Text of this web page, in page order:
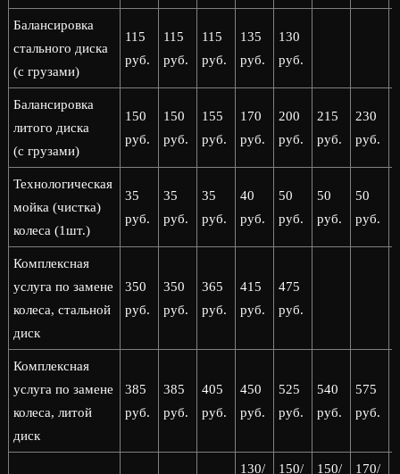
Балансировка
стального диска
(с грузами)
115
руб.
115
руб.
115
руб.
135
руб.
130
руб.
Балансировка
литого диска
(с грузами)
150
руб.
150
руб.
155
руб.
170
руб.
200
руб.
215
руб.
230
руб.
Технологическая
мойка (чистка)
колеса (1шт.)
35
руб.
35
руб.
35
руб.
40
руб.
50
руб.
50
руб.
50
руб.
Комплексная
услуга по замене
колеса, стальной
диск
350
руб.
350
руб.
365
руб.
415
руб.
475
руб.
Комплексная
услуга по замене
колеса, литой
диск
385
руб.
385
руб.
405
руб.
450
руб.
525
руб.
540
руб.
575
руб.
130/
150/
150/
170/